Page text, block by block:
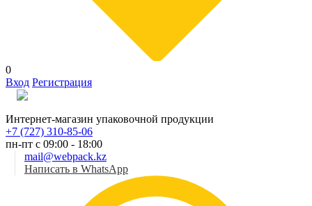
0
Вход Регистрация
Интернет-магазин упаковочной продукции
+7 (727) 310-85-06
пн-пт с 09:00 - 18:00
mail@webpack.kz
Написать в WhatsApp